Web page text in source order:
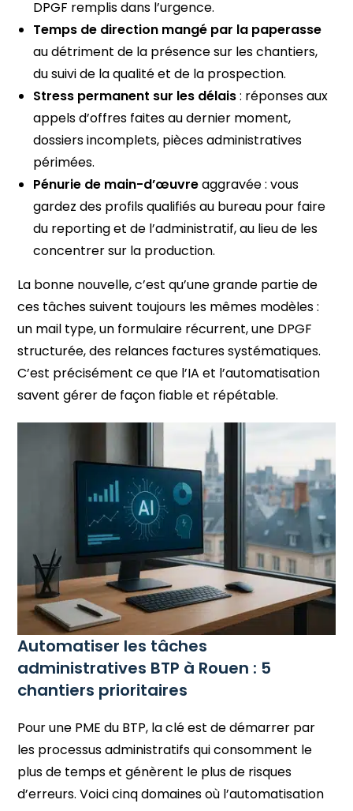
DPGF remplis dans l’urgence.
Temps de direction mangé par la paperasse
au détriment de la présence sur les chantiers,
du suivi de la qualité et de la prospection.
Stress permanent sur les délais: réponses aux
appels d’offres faites au dernier moment,
dossiers incomplets, pièces administratives
périmées.
Pénurie de main-d’œuvreaggravée : vous
gardez des profils qualifiés au bureau pour faire
du reporting et de l’administratif, au lieu de les
concentrer sur la production.
La bonne nouvelle, c’est qu’une grande partie de
ces tâches suivent toujours les mêmes modèles :
un mail type, un formulaire récurrent, une DPGF
structurée, des relances factures systématiques.
C’est précisément ce que l’IA et l’automatisation
savent gérer de façon fiable et répétable.
Automatiser les tâches
administratives BTP à Rouen : 5
chantiers prioritaires
Pour une PME du BTP, la clé est de démarrer par
les processus administratifs qui consomment le
plus de temps et génèrent le plus de risques
d’erreurs. Voici cinq domaines où l’automatisation